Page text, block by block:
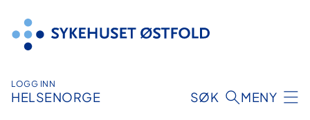
innhold
LOGG INN
HELSENORGE SØK MENY